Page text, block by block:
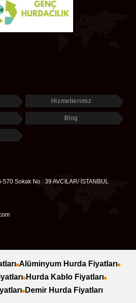
Hizmetlerimiz
Blog
Sokak No : 39 AVCILAR/ İSTANBUL
Alüminyum Hurda Fiyatları
Hurda Kablo Fiyatları
Demir Hurda Fiyatları